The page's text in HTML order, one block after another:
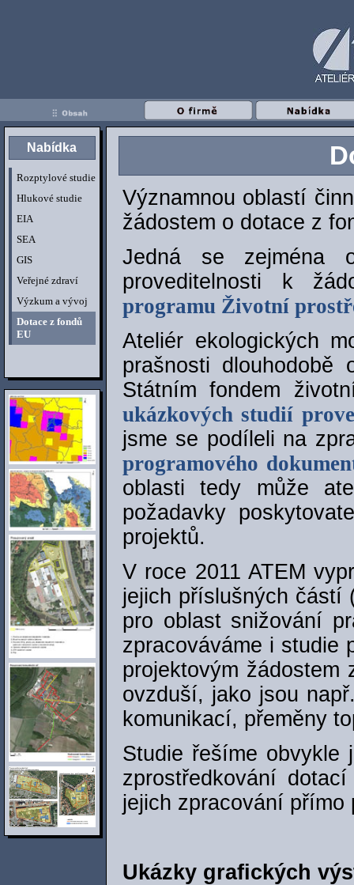
Nabídka
Rozptylové studie
Hlukové studie
EIA
SEA
GIS
Veřejné zdraví
Výzkum a vývoj
Dotace z fondů
EU
Významnou oblastí
žádostem o dotace z
Jedná se zejména
proveditelnosti k
programu Životní
Ateliér ekologických
prašnosti
Státním fondem
ukázkových studií
jsme se podíleli na
programového
oblasti tedy může
požadavky
projektů.
V roce 2011 ATEM
jejich příslušných částí
pro oblast snižování
zpracováváme i studie
projektovým
ovzduší, jako jsou
komunikací, přeměny
Studie řešíme obvykle
zprostředkování
jejich zpracování přímo
Ukázky grafických